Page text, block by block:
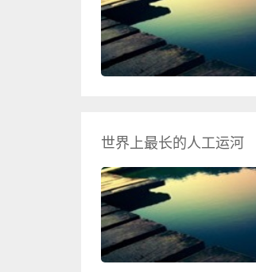
世界上最长的人工运河